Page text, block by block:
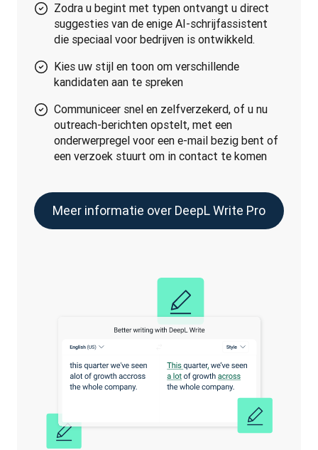
Zodra u begint met typen ontvangt u direct
suggesties van de enige AI-schrijfassistent
die speciaal voor bedrijven is ontwikkeld.
Kies uw stijl en toon om verschillende
kandidaten aan te spreken
Communiceer snel en zelfverzekerd, of u nu
outreach-berichten opstelt, met een
onderwerpregel voor een e-mail bezig bent of
een verzoek stuurt om in contact te komen
Meer informatie over DeepL Write Pro